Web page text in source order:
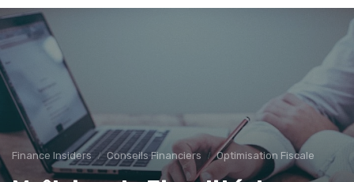
Finance Insiders Conseils Financiers Optimisation Fiscale